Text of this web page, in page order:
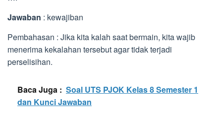
Jawaban : kewajiban
Pembahasan : Jika kita kalah saat bermain, kita wajib
menerima kekalahan tersebut agar tidak terjadi
perselisihan.
Baca Juga : Soal UTS PJOK Kelas 8 Semester 1
dan Kunci Jawaban